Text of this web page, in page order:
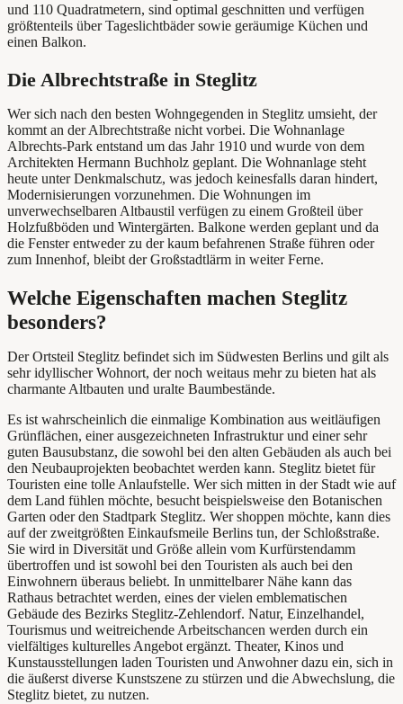
und 110 Quadratmetern, sind optimal geschnitten und verfügen
größtenteils über Tageslichtbäder sowie geräumige Küchen und
einen Balkon.
Die Albrechtstraße in Steglitz
Wer sich nach den besten Wohngegenden in Steglitz umsieht, der
kommt an der Albrechtstraße nicht vorbei. Die Wohnanlage
Albrechts-Park entstand um das Jahr 1910 und wurde von dem
Architekten Hermann Buchholz geplant. Die Wohnanlage steht
heute unter Denkmalschutz, was jedoch keinesfalls daran hindert,
Modernisierungen vorzunehmen. Die Wohnungen im
unverwechselbaren Altbaustil verfügen zu einem Großteil über
Holzfußböden und Wintergärten. Balkone werden geplant und da
die Fenster entweder zu der kaum befahrenen Straße führen oder
zum Innenhof, bleibt der Großstadtlärm in weiter Ferne.
Welche Eigenschaften machen Steglitz
besonders?
Der Ortsteil Steglitz befindet sich im Südwesten Berlins und gilt als
sehr idyllischer Wohnort, der noch weitaus mehr zu bieten hat als
charmante Altbauten und uralte Baumbestände.
Es ist wahrscheinlich die einmalige Kombination aus weitläufigen
Grünflächen, einer ausgezeichneten Infrastruktur und einer sehr
guten Bausubstanz, die sowohl bei den alten Gebäuden als auch bei
den Neubauprojekten beobachtet werden kann. Steglitz bietet für
Touristen eine tolle Anlaufstelle. Wer sich mitten in der Stadt wie auf
dem Land fühlen möchte, besucht beispielsweise den Botanischen
Garten oder den Stadtpark Steglitz. Wer shoppen möchte, kann dies
auf der zweitgrößten Einkaufsmeile Berlins tun, der Schloßstraße.
Sie wird in Diversität und Größe allein vom Kurfürstendamm
übertroffen und ist sowohl bei den Touristen als auch bei den
Einwohnern überaus beliebt. In unmittelbarer Nähe kann das
Rathaus betrachtet werden, eines der vielen emblematischen
Gebäude des Bezirks Steglitz-Zehlendorf. Natur, Einzelhandel,
Tourismus und weitreichende Arbeitschancen werden durch ein
vielfältiges kulturelles Angebot ergänzt. Theater, Kinos und
Kunstausstellungen laden Touristen und Anwohner dazu ein, sich in
die äußerst diverse Kunstszene zu stürzen und die Abwechslung, die
Steglitz bietet, zu nutzen.